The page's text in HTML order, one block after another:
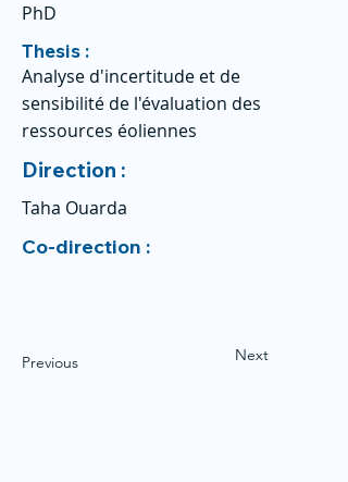
PhD
Thesis :
Analyse d'incertitude et de
sensibilité de l'évaluation des
ressources éoliennes
Direction :
Taha Ouarda
Co-direction :
Previous Next